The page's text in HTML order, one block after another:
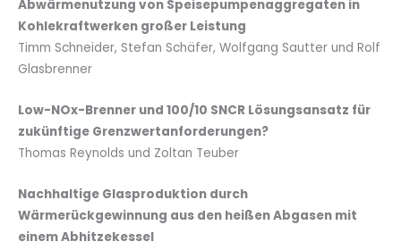
Abwärmenutzung von Speisepumpenaggregaten in
Kohlekraftwerken großer Leistung
Timm Schneider, Stefan Schäfer, Wolfgang Sautter und Rolf
Glasbrenner
Low-NOx-Brenner und 100/10 SNCR Lösungsansatz für
zukünftige Grenzwertanforderungen?
Thomas Reynolds und Zoltan Teuber
Nachhaltige Glasproduktion durch
Wärmerückgewinnung aus den heißen Abgasen mit
einem Abhitzekessel